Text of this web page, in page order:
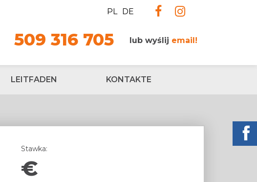
PL DE
509 316 705 lub wyślij email!
LEITFADEN KONTAKTE
Stawka: